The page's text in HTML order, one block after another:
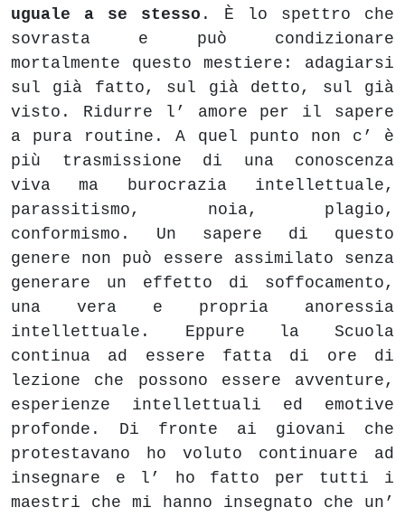
uguale a se stesso . È lo spettro che
sovrasta e può condizionare
mortalmente questo mestiere: adagiarsi
sul già fatto, sul già detto, sul già
visto. Ridurre l’ amore per il sapere
a pura routine. A quel punto non c’ è
più trasmissione di una conoscenza
viva ma burocrazia intellettuale,
parassitismo, noia, plagio,
conformismo. Un sapere di questo
genere non può essere assimilato senza
generare un effetto di soffocamento,
una vera e propria anoressia
intellettuale. Eppure la Scuola
continua ad essere fatta di ore di
lezione che possono essere avventure,
esperienze intellettuali ed emotive
profonde. Di fronte ai giovani che
protestavano ho voluto continuare ad
insegnare e l’ ho fatto per tutti i
maestri che mi hanno insegnato che un’